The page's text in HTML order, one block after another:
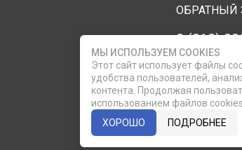
ОБРАТНЫЙ
8 (812)
8 (812)
7 (911)
МЫ ИСПОЛЬЗУЕМ COOKIES
Этот сайт использует файлы
удобства пользователей,
контента. Продолжая
использованием файлов cookies.
ХОРОШО
ПОДРОБНЕЕ